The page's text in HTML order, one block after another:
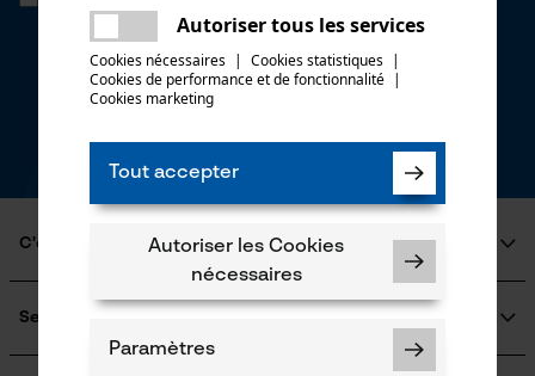
parvenir des offres promotionnelles personnalisées dans notre
newsletter. Vos coordonnées ne seront pas transmises à des tiers.
Vous pourrez retirer votre consentement à tout moment sur simple
clic; pour ce faire, chaque newsletter affiche un lien tout en bas de
*** Valable à partir d'un montant de CHF 100,-
C'est KOX
Engagement social
Guide pratique
Service
Autoriser tous les services
Cookies nécessaires | Cookies statistiques |
Cookies de performance et de fonctionnalité |
Cookies marketing
Tout accepter
Autoriser les Cookies
nécessaires
Paramètres
Une erreur s'est produite. Veuillez
essayer encore.
partager
mail